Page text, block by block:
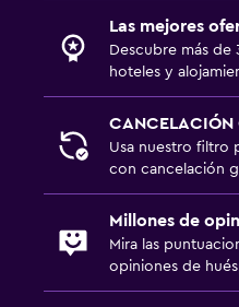
Salud y seguridad
Limpieza diaria
Cámaras CCTV en zonas
Cámaras CCTV en el exterior
Seguridad las 24 horas
Estacionamiento y
Traslado al aeropuerto (con
Estacionamiento gratuito
Las mejores
Descubre más de
hoteles y
CANCELACIÓN
Usa nuestro filtro
con cancelación
Millones de
Mira las
opiniones de